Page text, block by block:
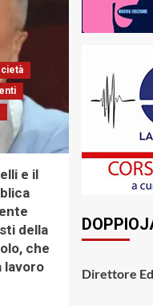
e il
della
che
lavoro
Direttore